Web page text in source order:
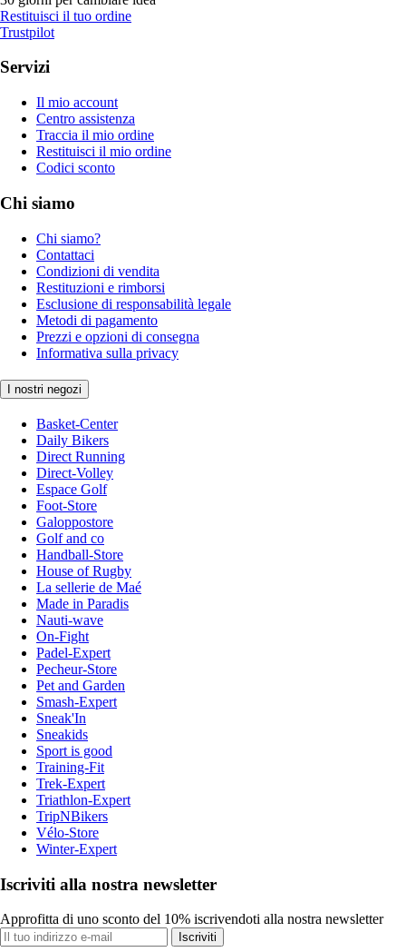
Restituisci il tuo ordine
Trustpilot
Servizi
Il mio account
Centro assistenza
Traccia il mio ordine
Restituisci il mio ordine
Codici sconto
Chi siamo
Chi siamo?
Contattaci
Condizioni di vendita
Restituzioni e rimborsi
Esclusione di responsabilità legale
Metodi di pagamento
Prezzi e opzioni di consegna
Informativa sulla privacy
I nostri negozi
Basket-Center
Daily Bikers
Direct Running
Direct-Volley
Espace Golf
Foot-Store
Galoppostore
Golf and co
Handball-Store
House of Rugby
La sellerie de Maé
Made in Paradis
Nauti-wave
On-Fight
Padel-Expert
Pecheur-Store
Pet and Garden
Smash-Expert
Sneak'In
Sneakids
Sport is good
Training-Fit
Trek-Expert
Triathlon-Expert
TripNBikers
Vélo-Store
Winter-Expert
Iscriviti alla nostra newsletter
Approfitta di uno sconto del 10% iscrivendoti alla nostra newsletter
Iscriviti